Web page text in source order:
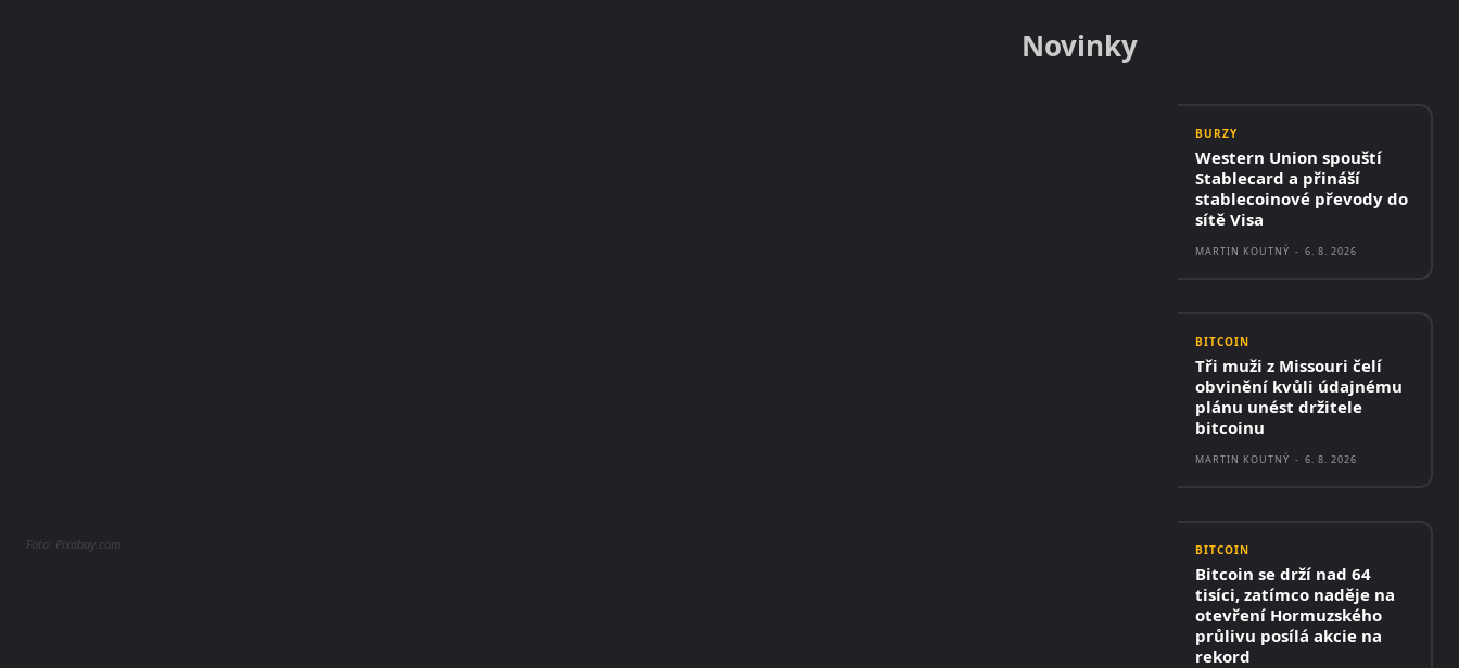
Foto: Pixabay.com
Novinky
BURZY
Western Union spouští
Stablecard a přináší
stablecoinové převody do
sítě Visa
MARTIN KOUTNÝ - 6. 8. 2026
BITCOIN
Tři muži z Missouri čelí
obvinění kvůli údajnému
plánu unést držitele
bitcoinu
MARTIN KOUTNÝ - 6. 8. 2026
BITCOIN
Bitcoin se drží nad 64
tisíci, zatímco naděje na
otevření Hormuzského
průlivu posílá akcie na
rekord